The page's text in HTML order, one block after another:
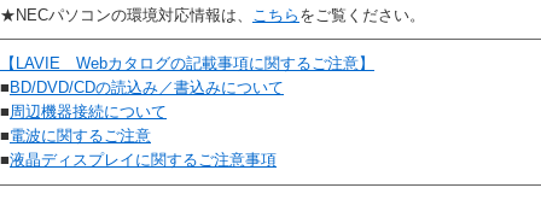
★NECパソコンの環境対応情報は、 こちら をご覧ください。
【LAVIE Webカタログの記載事項に関するご注意】
■ BD/DVD/CDの読込み／書込みについて
■周辺機器接続について
■電波に関するご注意
■液晶ディスプレイに関するご注意事項